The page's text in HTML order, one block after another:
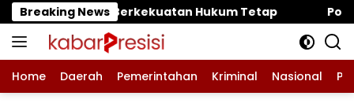
Langsung
ke
konten
Breaking News
Hukum Tetap ‎Polres Pasuruan Mutasi Tiga
Home Daerah Pemerintahan Kriminal Nasional